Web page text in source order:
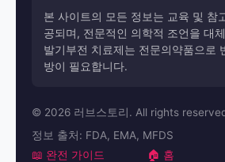
본 사이트의 모든 정보는 교육 및 참
공되며, 전문적인 의학적 조언을 대
발기부전 치료제는 전문의약품으로
방이 필요합니다.
© 2026 러브스토리. All rights
정보 출처: FDA, EMA, MFDS
📖 완전 가이드 🏠 홈